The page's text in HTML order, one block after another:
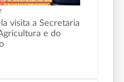
visita a Secretaria
e do